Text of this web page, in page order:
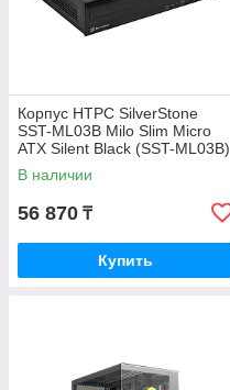
Корпус HTPC SilverStone
SST-ML03B Milo Slim Micro
ATX Silent Black (SST-ML03B)
В наличии
56 870 ₸
Купить